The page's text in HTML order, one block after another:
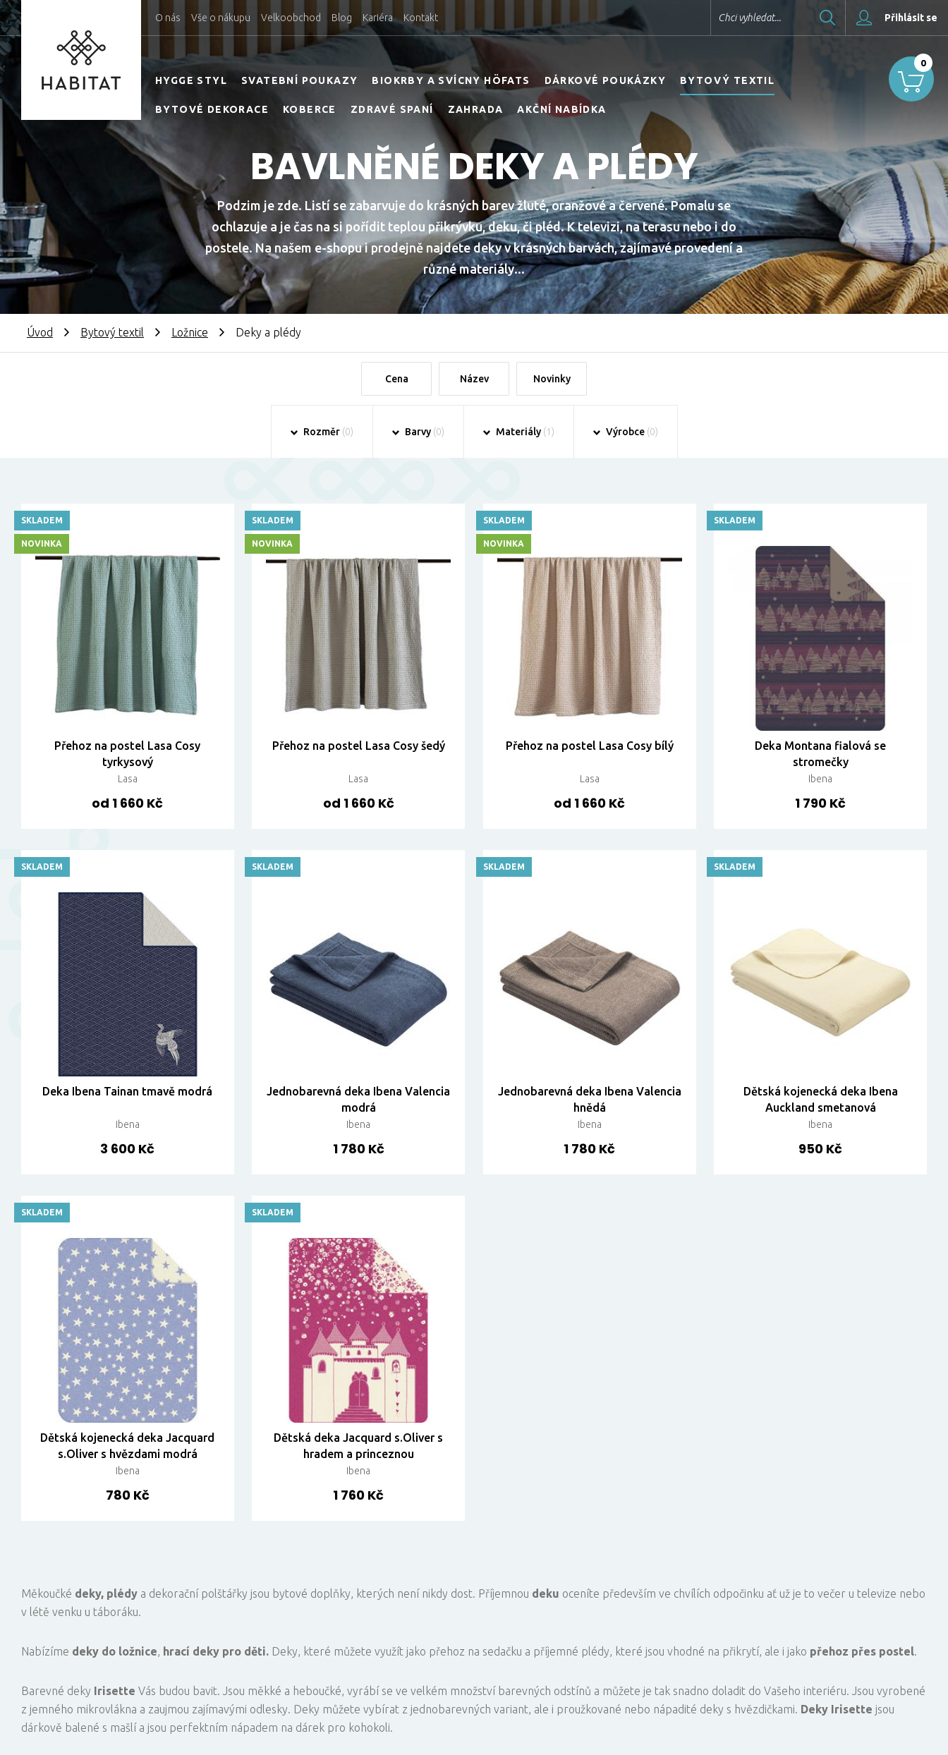
O nás Vše o nákupu Velkoobchod Blog Kariéra Kontakt Přihlásit se
Chci vyhledat... Hledat
HYGGE STYL SVATEBNÍ POUKAZY BIOKRBY A SVÍCNY HÖFATS DÁRKOVÉ POUKÁZKY BYTOVÝ TEXTIL
BYTOVÉ DEKORACE KOBERCE ZDRAVÉ SPANÍ ZAHRADA AKČNÍ NABÍDKA
BAVLNĚNÉ DEKY A PLÉDY
Podzim je zde. Listí se zabarvuje do krásných barev žluté, oranžové a červené. Pomalu se
ochlazuje a je čas na si pořídit teplou přikrývku, deku, či pléd. K televizi, na terasu nebo i do
postele. Na našem e-shopu i prodejně najdete deky v krásných barvách, zajímavé provedení a
různé materiály...
0
Úvod Bytový textil Ložnice Deky a plédy
Cena Název Novinky
Rozměr (0) Barvy (0) Materiály (1) Výrobce (0)
Přehoz na postel Lasa Cosy
tyrkysový
Lasa
od 1 660 Kč
SKLADEM
NOVINKA
Přehoz na postel Lasa Cosy šedý
Lasa
od 1 660 Kč
SKLADEM
NOVINKA
Přehoz na postel Lasa Cosy bílý
Lasa
od 1 660 Kč
SKLADEM
NOVINKA
Deka Montana fialová se
stromečky
Ibena
1 790 Kč
SKLADEM
Deka Ibena Tainan tmavě modrá
Ibena
3 600 Kč
SKLADEM
Jednobarevná deka Ibena Valencia
modrá
Ibena
1 780 Kč
SKLADEM
Jednobarevná deka Ibena Valencia
hnědá
Ibena
1 780 Kč
SKLADEM
Dětská kojenecká deka Ibena
Auckland smetanová
Ibena
950 Kč
SKLADEM
Dětská kojenecká deka Jacquard
s.Oliver s hvězdami modrá
Ibena
780 Kč
SKLADEM
Dětská deka Jacquard s.Oliver s
hradem a princeznou
Ibena
1 760 Kč
SKLADEM
Měkoučké deky, plédy a dekorační polštářky jsou bytové doplňky, kterých není nikdy dost. Příjemnou deku oceníte především ve chvílích odpočinku ať už je to večer u televize nebo
v létě venku u táboráku.
Nabízíme deky do ložnice, hrací deky pro děti. Deky, které můžete využít jako přehoz na sedačku a příjemné plédy, které jsou vhodné na přikrytí, ale i jako přehoz přes postel.
Barevné deky Irisette Vás budou bavit. Jsou měkké a heboučké, vyrábí se ve velkém množství barevných odstínů a můžete je tak snadno doladit do Vašeho interiéru. Jsou vyrobené
z jemného mikrovlákna a zaujmou zajímavými odlesky. Deky můžete vybírat z jednobarevných variant, ale i proužkované nebo nápadité deky s hvězdičkami. Deky Irisette jsou
dárkově balené s mašlí a jsou perfektním nápadem na dárek pro kohokoli.